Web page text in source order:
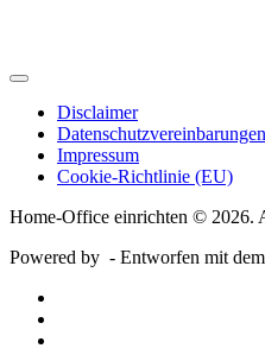
Disclaimer
Datenschutzvereinbarungen
Impressum
Cookie-Richtlinie (EU)
Home-Office einrichten © 2026.
Powered by - Entworfen mit dem